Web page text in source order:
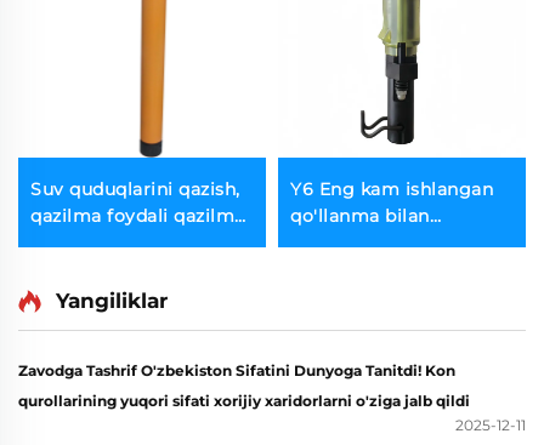
Suv quduqlarini qazish,
qazilma foydali qazilma,
past havo bosimi CIR90
uragichi DTH uragich
Y6 Eng kam ishlangan
qo'llanma bilan
granit/marbllar orqali
Yangiliklar
Zavodga Tashrif O'zbekiston Sifatini Dunyoga Tanitdi! Kon
qurollarining yuqori sifati xorijiy xaridorlarni o'ziga jalb qildi
2025-12-11